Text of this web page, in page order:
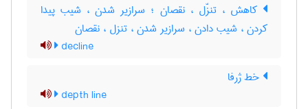
کاهش ، تنزّل ، نقصان ؛ سرازیر شدن ، شیب پیدا
کردن ، شیب دادن ، سرازیر شدن ، تنزل ، نقصان
decline
خط ژرفا
depth line